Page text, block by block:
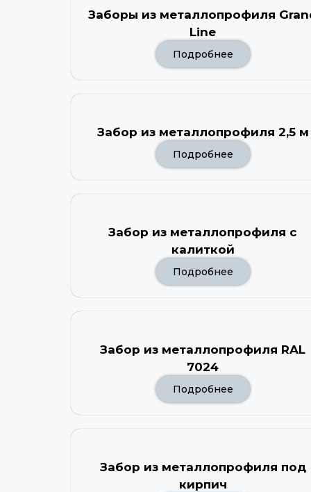
Заборы из металлопрофиля
Line
Подробнее
Забор из металлопрофиля 2,5 м
Подробнее
Забор из металлопрофиля с
калиткой
Подробнее
Забор из металлопрофиля RAL
7024
Подробнее
Забор из металлопрофиля под
кирпич